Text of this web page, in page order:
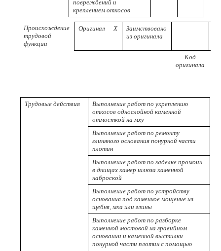
повреждений и
креплением откосов
Происхождение
трудовой
функции
Оригинал Х
Заимствовано
из оригинала
Код
оригинала
Трудовые действия
Выполнение работ по укреплению
откосов однослойной каменной
отмосткой на мху
Выполнение работ по ремонту
глиняного основания понурной части
плотин
Выполнение работ по заделке промоин
в днищах камер шлюза каменной
наброской
Выполнение работ по устройству
основания под каменное мощение из
щебня, мха или глины
Выполнение работ по разборке
каменной мостовой на гравийном
основании и каменной выстилки
понурной части плотин с помощью